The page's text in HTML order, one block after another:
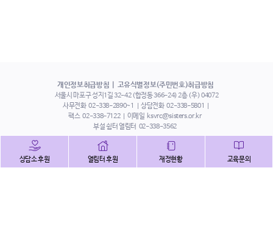
개인정보취급방침 고유식별정보(주민번호)취급방침
서울시 마포구 성지1길 32-42 (합정동 366-24) 2층 (우) 04072
사무전화 02-338-2890~1 상담전화 02-338-5801
팩스 02-338-7122 이메일 ksvrc@sisters.or.kr
부설 쉼터 열림터 02-338-3562
상담소 후원 열림터 후원 재정현황 교육문의